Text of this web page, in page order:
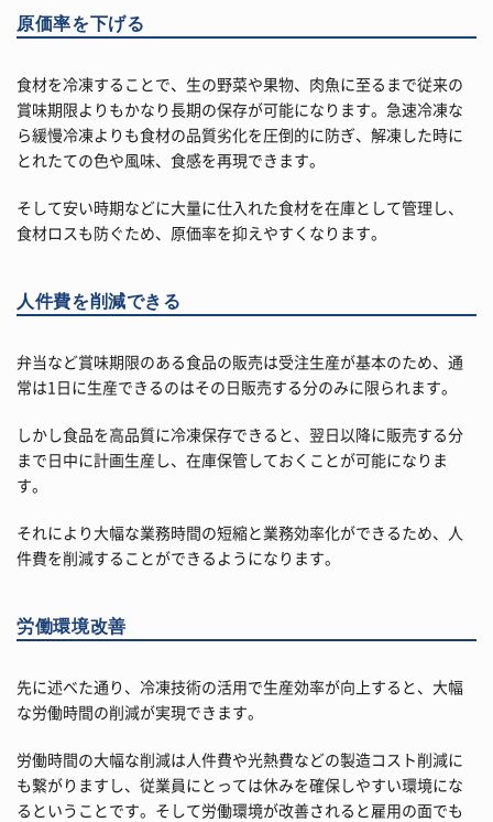
原価率を下げる
食材を冷凍することで、生の野菜や果物、肉魚に至るまで従来の
賞味期限よりもかなり長期の保存が可能になります。急速冷凍な
ら緩慢冷凍よりも食材の品質劣化を圧倒的に防ぎ、解凍した時に
とれたての色や風味、食感を再現できます。
そして安い時期などに大量に仕入れた食材を在庫として管理し、
食材ロスも防ぐため、原価率を抑えやすくなります。
人件費を削減できる
弁当など賞味期限のある食品の販売は受注生産が基本のため、通
常は1日に生産できるのはその日販売する分のみに限られます。
しかし食品を高品質に冷凍保存できると、翌日以降に販売する分
まで日中に計画生産し、在庫保管しておくことが可能になりま
す。
それにより大幅な業務時間の短縮と業務効率化ができるため、人
件費を削減することができるようになります。
労働環境改善
先に述べた通り、冷凍技術の活用で生産効率が向上すると、大幅
な労働時間の削減が実現できます。
労働時間の大幅な削減は人件費や光熱費などの製造コスト削減に
も繋がりますし、従業員にとっては休みを確保しやすい環境にな
るということです。そして労働環境が改善されると雇用の面でも